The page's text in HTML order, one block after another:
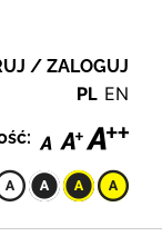
/ ZALOGUJ
PL EN